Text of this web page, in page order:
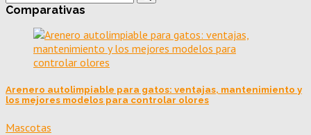
Comparativas
Arenero autolimpiable para gatos: ventajas, mantenimiento y
los mejores modelos para controlar olores
Mascotas